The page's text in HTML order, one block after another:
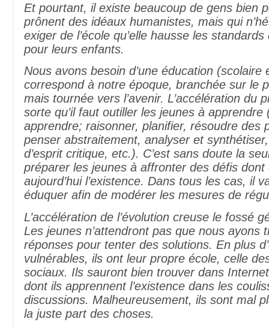
Et pourtant, il existe beaucoup de gens bien
prônent des idéaux humanistes, mais qui
exiger de l’école qu’elle hausse les
pour leurs enfants.
Nous avons besoin d’une éducation (scolaire
correspond à notre époque, branchée sur le
mais tournée vers l’avenir. L’accélération du
sorte qu’il faut outiller les jeunes à apprendre
apprendre; raisonner, planifier, résoudre des
penser abstraitement, analyser et
d’esprit critique, etc.). C’est sans doute la
préparer les jeunes à affronter des défis dont
aujourd’hui l’existence. Dans tous les cas, il
éduquer afin de modérer les mesures de
L’accélération de l’évolution creuse le fossé
Les jeunes n’attendront pas que nous ayons
réponses pour tenter des solutions. En plus
vulnérables, ils ont leur propre école, celle
sociaux. Ils sauront bien trouver dans
dont ils apprennent l’existence dans les
discussions. Malheureusement, ils sont mal
la juste part des choses.